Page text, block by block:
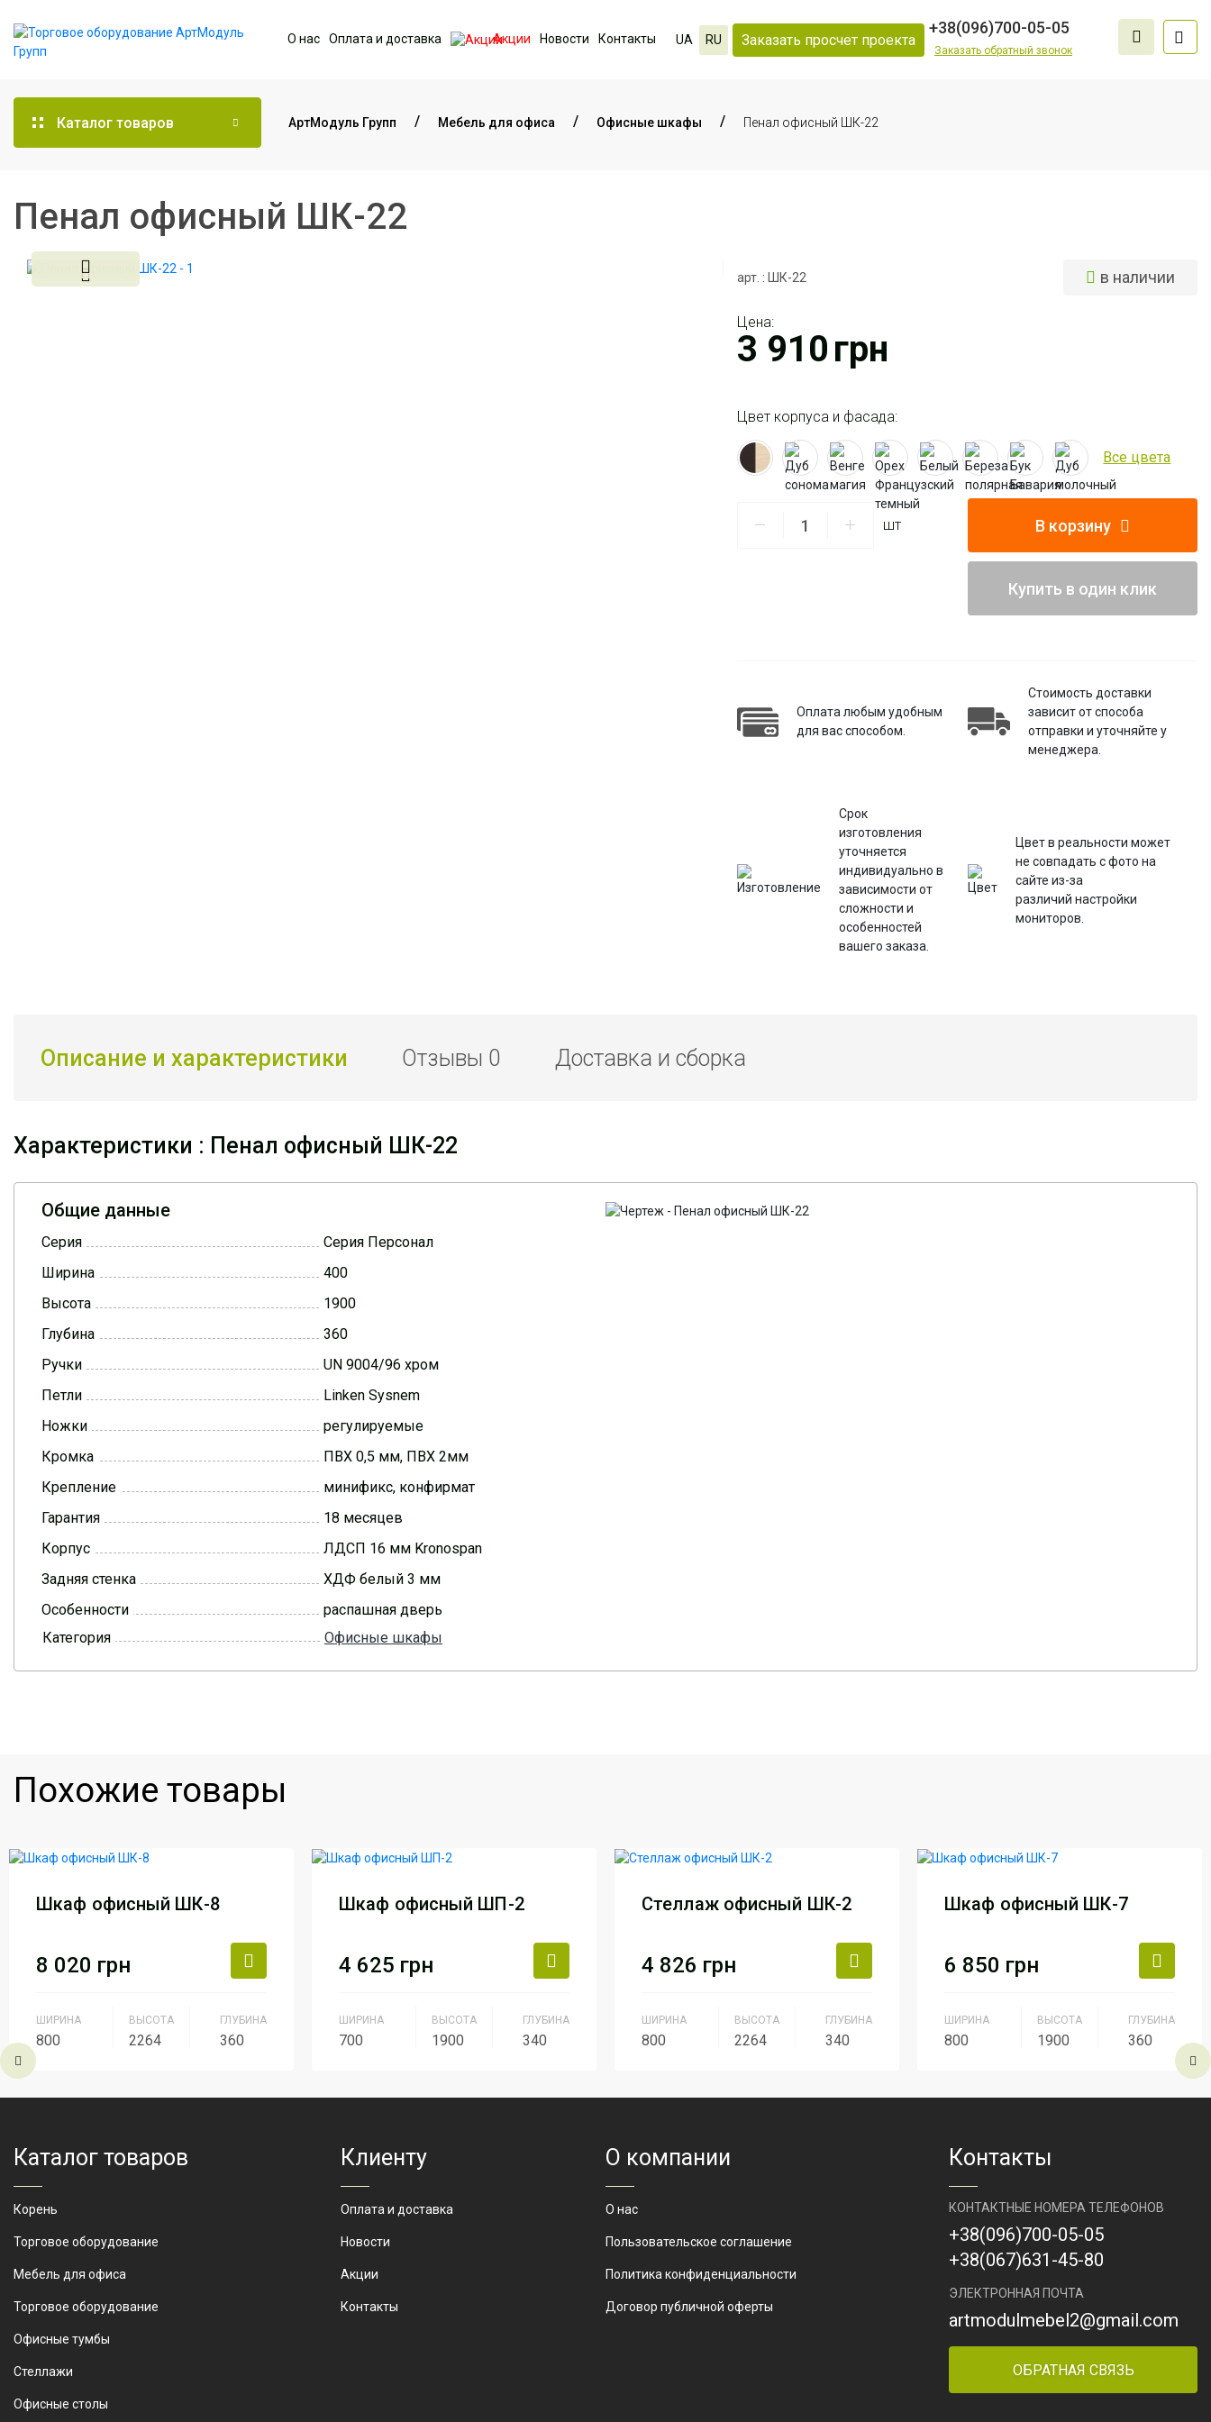
О нас Оплата и доставка Акции Новости Контакты UA RU Заказать просчет проекта
+38(096)700-05-05
Заказать обратный звонок
Мебель для офиса
Каталог товаров АртМодуль Групп Мебель для офиса Офисные шкафы Пенал офисный ШК-22
Пенал офисный ШК-22
арт. : ШК-22 в наличии
Цена:
3 910грн
Цвет корпуса и фасада:
Все цвета
шт В корзину
Купить в один клик
Оплата любым удобным
для вас способом.
Стоимость доставки
зависит от способа
отправки и уточняйте у
менеджера.
Срок
изготовления
уточняется
индивидуально в
зависимости от
сложности и
особенностей
вашего заказа.
Цвет в реальности может
не совпадать с фото на
сайте из-за
различий настройки
мониторов.
Описание и характеристики Отзывы 0 Доставка и сборка
Характеристики : Пенал офисный ШК-22
Общие данные
Серия
Серия Персонал
Ширина
400
Высота
1900
Глубина
360
Ручки
UN 9004/96 хром
Петли
Linken Sysnem
Ножки
регулируемые
Кромка
ПВХ 0,5 мм, ПВХ 2мм
Крепление
минификс, конфирмат
Гарантия
18 месяцев
Корпус
ЛДСП 16 мм Kronospan
Задняя стенка
ХДФ белый 3 мм
Особенности
распашная дверь
Категория
Офисные шкафы
Похожие товары
Шкаф офисный ШК-8
8 020 грн
ШИРИНА
800
ВЫСОТА
2264
ГЛУБИНА
360
Шкаф офисный ШП-2
4 625 грн
ШИРИНА
700
ВЫСОТА
1900
ГЛУБИНА
340
Стеллаж офисный ШК-2
4 826 грн
ШИРИНА
800
ВЫСОТА
2264
ГЛУБИНА
340
Шкаф офисный ШК-7
6 850 грн
ШИРИНА
800
ВЫСОТА
1900
ГЛУБИНА
360
Каталог товаров
Корень
Торговое оборудование
Мебель для офиса
Торговое оборудование
Офисные тумбы
Стеллажи
Офисные столы
Клиенту
Оплата и доставка
Новости
Акции
Контакты
О компании
О нас
Пользовательское соглашение
Политика конфиденциальности
Договор публичной оферты
Контакты
КОНТАКТНЫЕ НОМЕРА ТЕЛЕФОНОВ
+38(096)700-05-05
+38(067)631-45-80
ЭЛЕКТРОННАЯ ПОЧТА
artmodulmebel2@gmail.com
ОБРАТНАЯ СВЯЗЬ